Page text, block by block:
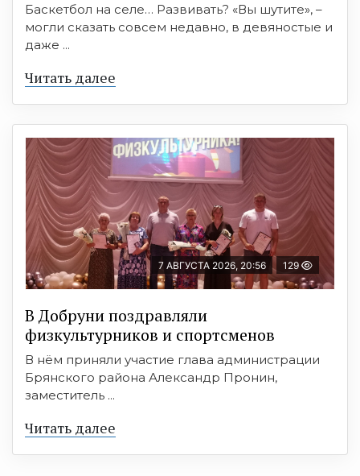
Баскетбол на селе… Развивать? «Вы шутите», –
могли сказать совсем недавно, в девяностые и
даже ...
Читать далее
7 АВГУСТА 2026, 20:56 129
В Добруни поздравляли
физкультурников и спортсменов
В нём приняли участие глава администрации
Брянского района Александр Пронин,
заместитель ...
Читать далее